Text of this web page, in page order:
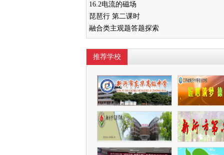
16.2电流的磁场
琵琶行 第二课时
融合类主观题答题探索
推荐学校